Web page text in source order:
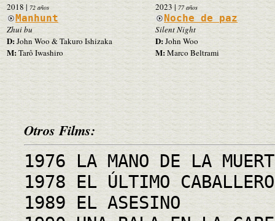
2018| 72 años
Manhunt
Zhui bu
D:John Woo & Takuro Ishizaka
M:Tarô Iwashiro
2023|77 años
Noche de paz
Silent Night
D:John Woo
M:Marco Beltrami
Otros Films:
1976 LA MANO DE LA
1978 EL ÚLTIMO CABALLERO
1989 EL ASESINO